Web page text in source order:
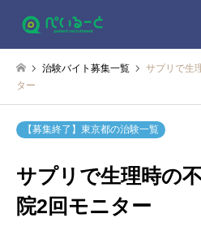
治験バイト募集一覧
サプリで生
ター
【募集終了】東京都の治験一覧
サプリで生理時の
院2回モニター